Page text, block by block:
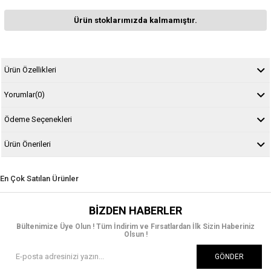
Ürün stoklarımızda kalmamıştır.
Ürün Özellikleri
Yorumlar(0)
Ödeme Seçenekleri
Ürün Önerileri
En Çok Satılan Ürünler
BIZDEN HABERLER
Bültenimize Üye Olun ! Tüm İndirim ve Fırsatlardan İlk Sizin Haberiniz
Olsun !
GÖNDER